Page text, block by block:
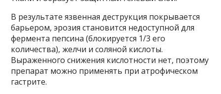
В результате язвенная деструкция покрывается
барьером, эрозия становится недоступной для
фермента пепсина (блокируется 1/3 его
количества), желчи и соляной кислоты.
Выраженного снижения кислотности нет, поэтому
препарат можно применять при атрофическом
гастрите.